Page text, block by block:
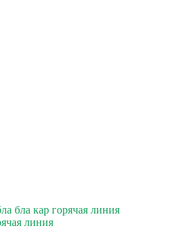
бла кар горячая линия
линия